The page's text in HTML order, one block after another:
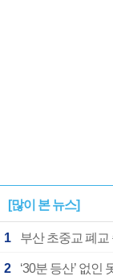
[많이 본 뉴스]
1 부산 초중교 폐
2 ‘30분 등산’ 없